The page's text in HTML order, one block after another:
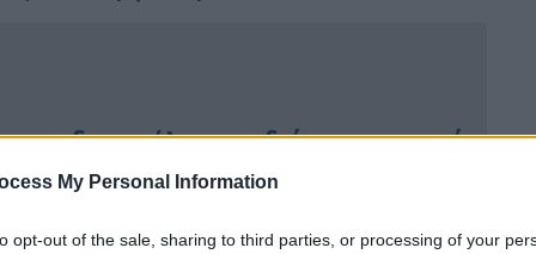
My Personal Information
opt-out of the sale, sharing to third parties, or processing of your
δυο ανήλικα παιδιά της και μετά